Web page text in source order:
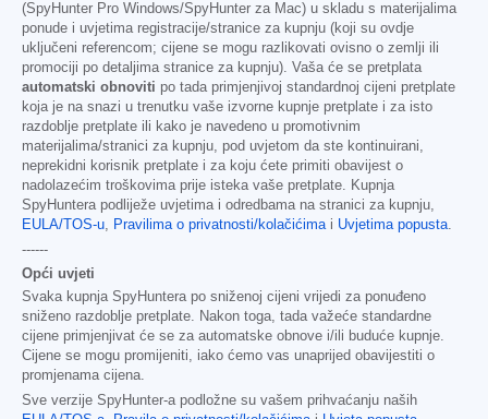
(SpyHunter Pro Windows/SpyHunter za Mac) u skladu s materijalima
ponude i uvjetima registracije/stranice za kupnju (koji su ovdje
uključeni referencom; cijene se mogu razlikovati ovisno o zemlji ili
promociji po detaljima stranice za kupnju). Vaša će se pretplata
automatski obnoviti po tada primjenjivoj standardnoj cijeni pretplate
koja je na snazi u trenutku vaše izvorne kupnje pretplate i za isto
razdoblje pretplate ili kako je navedeno u promotivnim
materijalima/stranici za kupnju, pod uvjetom da ste kontinuirani,
neprekidni korisnik pretplate i za koju ćete primiti obavijest o
nadolazećim troškovima prije isteka vaše pretplate. Kupnja
SpyHuntera podliježe uvjetima i odredbama na stranici za kupnju,
EULA/TOS-u, Pravilima o privatnosti/kolačićimai Uvjetima popusta.
------
Opći uvjeti
Svaka kupnja SpyHuntera po sniženoj cijeni vrijedi za ponuđeno
sniženo razdoblje pretplate. Nakon toga, tada važeće standardne
cijene primjenjivat će se za automatske obnove i/ili buduće kupnje.
Cijene se mogu promijeniti, iako ćemo vas unaprijed obavijestiti o
promjenama cijena.
Sve verzije SpyHunter-a podložne su vašem prihvaćanju naših